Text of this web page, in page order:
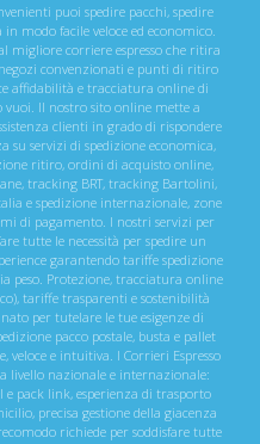
puoi spedire pacchi, spedire
modo facile veloce ed economico.
migliore corriere espresso che ritira
convenzionati e punti di ritiro
affidabilità e tracciatura online di
vuoi. Il nostro sito online mette a
clienti in grado di rispondere
su servizi di spedizione economica,
ritiro, ordini di acquisto online,
tracking BRT, tracking Bartolini,
e spedizione internazionale, zone
di pagamento. I nostri servizi per
tutte le necessità per spedire un
garantendo tariffe spedizione
peso. Protezione, tracciatura online
tariffe trasparenti e sostenibilità
per tutelare le tue esigenze di
pacco postale, busta e pallet
veloce e intuitiva. I Corrieri Espresso
livello nazionale e internazionale:
e pack link, esperienza di trasporto
precisa gestione della giacenza
richiede per soddisfare tutte